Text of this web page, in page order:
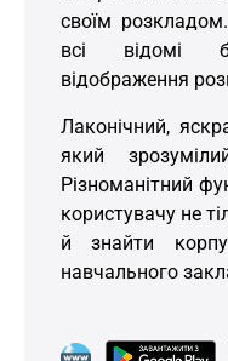
своїм
всі відомі
відображення
Лаконічний,
який
Різноманітний
користувачу не
й знайти
навчального